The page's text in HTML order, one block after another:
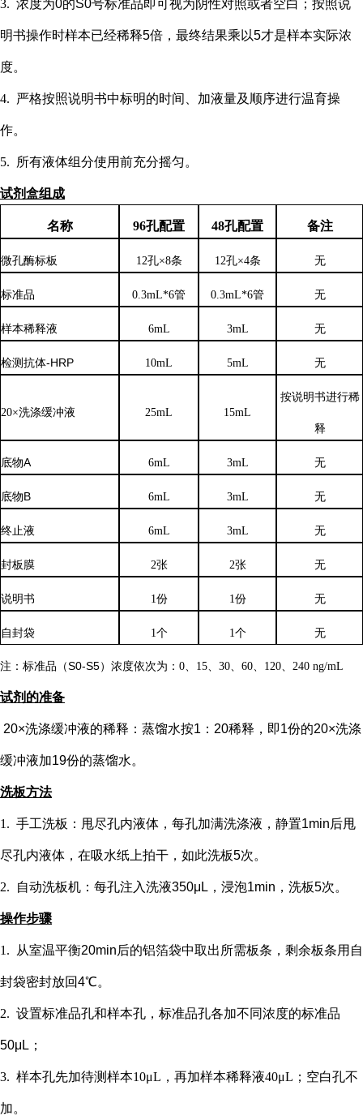
3. 浓度为0的S0号标准品即可视为阴性对照或者空白；按照说
明书操作时样本已经稀释5倍，最终结果乘以5才是样本实际浓
度。
4. 严格按照说明书中标明的时间、加液量及顺序进行温育操
作。
5. 所有液体组分使用前充分摇匀。
试剂盒组成
名称 96孔配置 48孔配置 备注
微孔酶标板 12孔×8条 12孔×4条 无
标准品 0.3mL*6管 0.3mL*6管 无
样本稀释液 6mL 3mL 无
检测抗体-HRP 10mL 5mL 无
20×洗涤缓冲液 25mL 15mL
按说明书进行稀
释
底物A 6mL 3mL 无
底物B 6mL 3mL 无
终止液 6mL 3mL 无
封板膜 2张 2张 无
说明书 1份 1份 无
自封袋 1个 1个 无
注：标准品（S0-S5）浓度依次为： 0、15、30、60、120、240 ng/mL
试剂的准备
20×洗涤缓冲液的稀释：蒸馏水按1：20稀释，即1份的20×洗涤
缓冲液加19份的蒸馏水。
洗板方法
1. 手工洗板：甩尽孔内液体，每孔加满洗涤液，静置1min后甩
尽孔内液体，在吸水纸上拍干，如此洗板5次。
2. 自动洗板机：每孔注入洗液350μL，浸泡1min，洗板5次。
操作步骤
1. 从室温平衡20min后的铝箔袋中取出所需板条，剩余板条用自
封袋密封放回4℃。
2. 设置标准品孔和样本孔 ，标准品孔各加不同浓度的标准品
50μL；
3. 样本孔先加待测样本10μL，再加样本稀释液40μL； 空白孔不
加。